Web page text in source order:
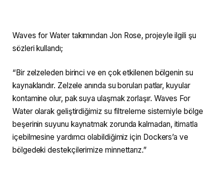
Waves for Water takımından Jon Rose, projeyle ilgili şu
sözleri kullandı;
“Bir zelzeleden birinci ve en çok etkilenen bölgenin su
kaynaklarıdır. Zelzele anında su boruları patlar, kuyular
kontamine olur, pak suya ulaşmak zorlaşır. Waves For
Water olarak geliştirdiğimiz su filtreleme sistemiyle bölge
beşerinin suyunu kaynatmak zorunda kalmadan, itimatla
içebilmesine yardımcı olabildiğimiz için Dockers’a ve
bölgedeki destekçilerimize minnettarız.”